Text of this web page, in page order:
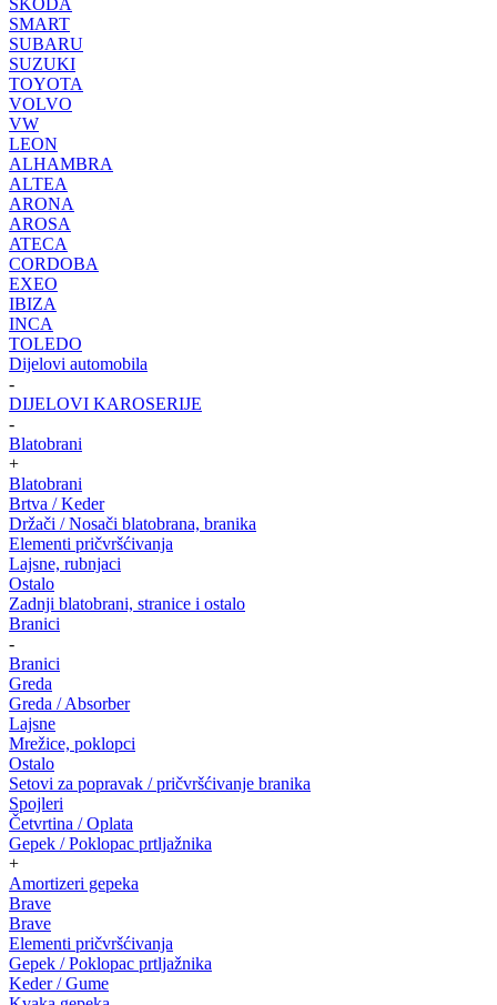
ŠKODA
SMART
SUBARU
SUZUKI
TOYOTA
VOLVO
VW
LEON
ALHAMBRA
ALTEA
ARONA
AROSA
ATECA
CORDOBA
EXEO
IBIZA
INCA
TOLEDO
Dijelovi automobila
-
DIJELOVI KAROSERIJE
-
Blatobrani
+
Blatobrani
Brtva / Keder
Držači / Nosači blatobrana, branika
Elementi pričvršćivanja
Lajsne, rubnjaci
Ostalo
Zadnji blatobrani, stranice i ostalo
Branici
-
Branici
Greda
Greda / Absorber
Lajsne
Mrežice, poklopci
Ostalo
Setovi za popravak / pričvršćivanje branika
Spojleri
Četvrtina / Oplata
Gepek / Poklopac prtljažnika
+
Amortizeri gepeka
Brave
Brave
Elementi pričvršćivanja
Gepek / Poklopac prtljažnika
Keder / Gume